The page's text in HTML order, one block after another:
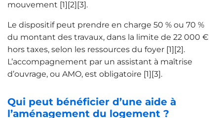
mouvement [1][2][3].
Le dispositif peut prendre en charge 50 % ou 70 %
du montant des travaux, dans la limite de 22 000 €
hors taxes, selon les ressources du foyer [1][2].
L’accompagnement par un assistant à maîtrise
d’ouvrage, ou AMO, est obligatoire [1][3].
Qui peut bénéficier d’une aide à
l’aménagement du logement ?